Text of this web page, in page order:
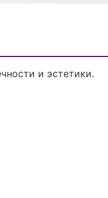
и эстетики.